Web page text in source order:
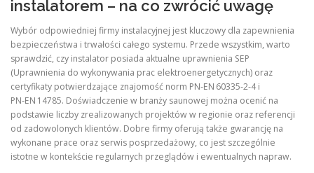
instalatorem – na co zwrócić uwagę
Wybór odpowiedniej firmy instalacyjnej jest kluczowy dla zapewnienia
bezpieczeństwa i trwałości całego systemu. Przede wszystkim, warto
sprawdzić, czy instalator posiada aktualne uprawnienia SEP
(Uprawnienia do wykonywania prac elektroenergetycznych) oraz
certyfikaty potwierdzające znajomość norm PN‑EN 60335‑2‑4 i
PN‑EN 14785. Doświadczenie w branży saunowej można ocenić na
podstawie liczby zrealizowanych projektów w regionie oraz referencji
od zadowolonych klientów. Dobre firmy oferują także gwarancję na
wykonane prace oraz serwis posprzedażowy, co jest szczególnie
istotne w kontekście regularnych przeglądów i ewentualnych napraw.